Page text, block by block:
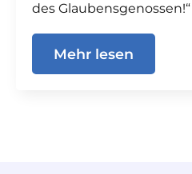
des
Mehr lesen